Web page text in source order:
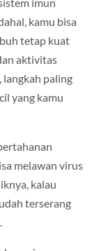
kamu bisa
tetap kuat
aktivitas
langkah paling
yang kamu
melawan virus
kalau
terserang